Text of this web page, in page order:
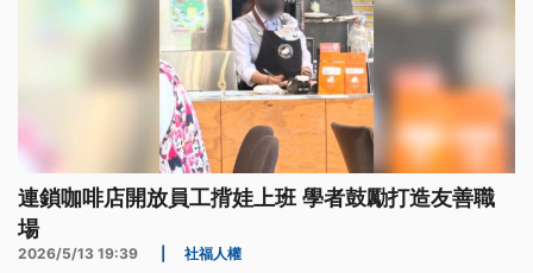
連鎖咖啡店開放員工揹娃上班 學者鼓勵打造友善職
場
2026/5/13 19:39 社福人權